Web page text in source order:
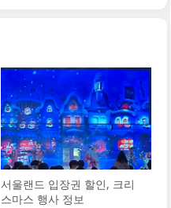
서울랜드 입장권 할인, 크리
스마스 행사 정보